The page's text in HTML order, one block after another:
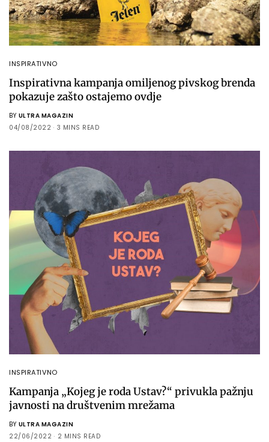
INSPIRATIVNO
Inspirativna kampanja omiljenog pivskog brenda
pokazuje zašto ostajemo ovdje
BY ULTRA MAGAZIN
04/08/2022
3 MINS READ
INSPIRATIVNO
Kampanja „Kojeg je roda Ustav?“ privukla pažnju
javnosti na društvenim mrežama
BY ULTRA MAGAZIN
22/06/2022
2 MINS READ